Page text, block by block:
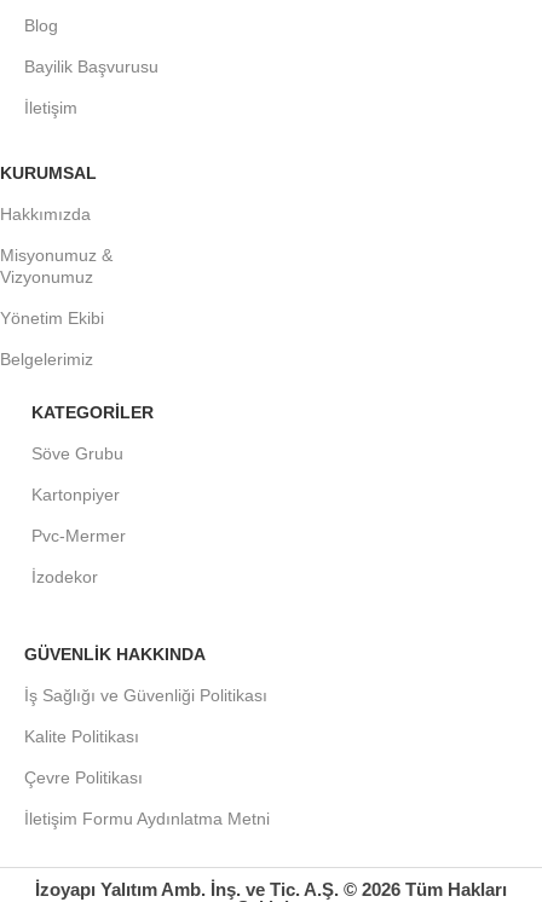
Blog
Bayilik Başvurusu
İletişim
KURUMSAL
Hakkımızda
Misyonumuz &
Vizyonumuz
Yönetim Ekibi
Belgelerimiz
KATEGORİLER
Söve Grubu
Kartonpiyer
Pvc-Mermer
İzodekor
GÜVENLİK HAKKINDA
İş Sağlığı ve Güvenliği Politikası
Kalite Politikası
Çevre Politikası
İletişim Formu Aydınlatma Metni
İzoyapı Yalıtım Amb. İnş. ve Tic. A.Ş. © 2026 Tüm Hakları